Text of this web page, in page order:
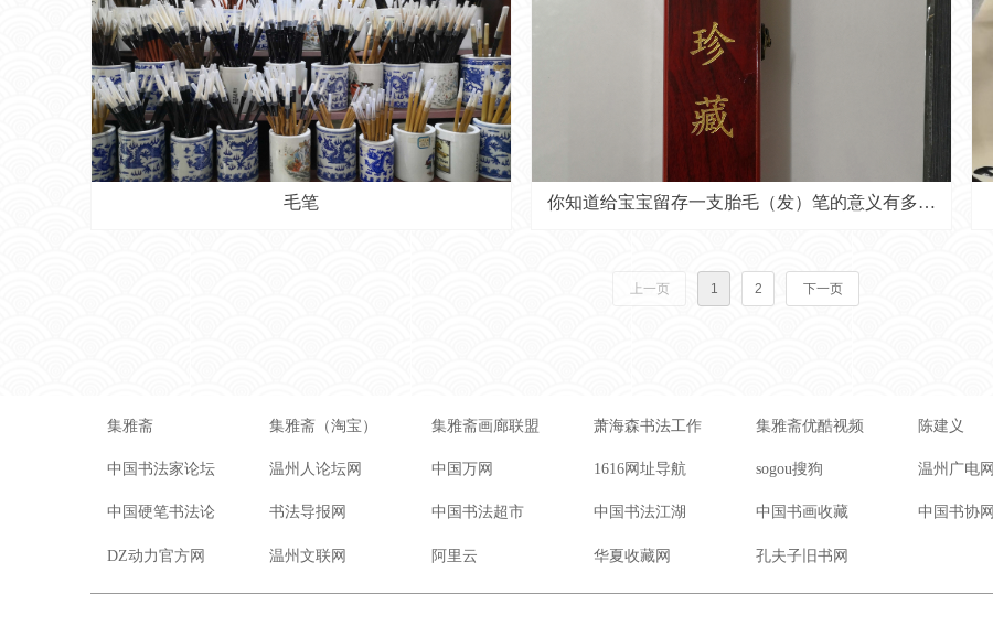
毛笔
你知道给宝宝留存一支胎毛（发）笔的意义有多大
上一页 1 2 下一页
集雅斋 集雅斋（淘宝） 集雅斋画廊联盟 萧海森书法工作 集雅斋优酷视频 陈建义
中国书法家论坛 温州人论坛网 中国万网 1616网址导航 sogou搜狗 温州广电网
中国硬笔书法论
DZ动力官方网
书法导报网
温州文联网
中国书法超市
阿里云
中国书法江湖
华夏收藏网
中国书画收藏
孔夫子旧书网
中国书协网